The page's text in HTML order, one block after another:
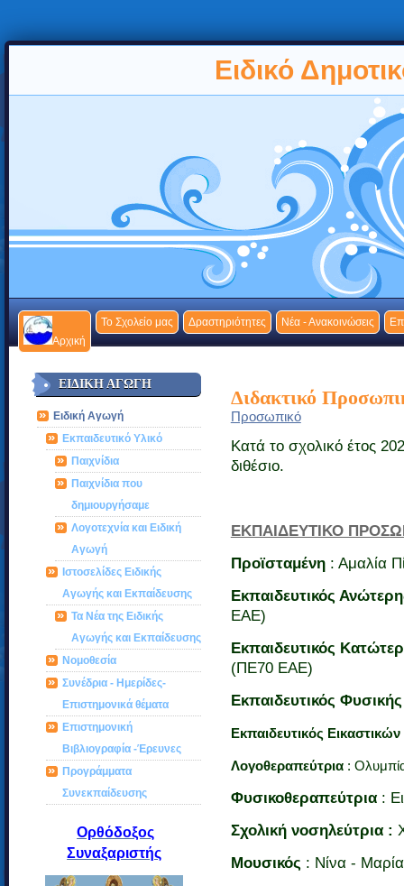
Ειδικό
Αρχική
Το Σχολείο μας Δραστηριότητες Νέα - Ανακοινώσεις
ΕΙΔΙΚΉ ΑΓΩΓΉ
Ειδική Αγωγή
Εκπαιδευτικό Υλικό
Παιχνίδια
Παιχνίδια που
δημιουργήσαμε
Λογοτεχνία και Ειδική
Αγωγή
Ιστοσελίδες Ειδικής
Αγωγής και Εκπαίδευσης
Τα Νέα της Ειδικής
Αγωγής και Εκπαίδευσης
Νομοθεσία
Συνέδρια - Ημερίδες-
Επιστημονικά θέματα
Επιστημονική
Βιβλιογραφία -Έρευνες
Προγράμματα
Συνεκπαίδευσης
Ορθόδοξος
Συναξαριστής
Διδακτικό
Προσωπικό
Κατά το σχολικό έτος
διθέσιο.
ΕΚΠΑΙΔΕΥΤΙΚΟ
Προϊσταμένη: Αμαλία
Εκπαιδευτικός
ΕΑΕ)
Εκπαιδευτικός
(ΠΕ70 ΕΑΕ)
Εκπαιδευτικός
Εκπαιδευτικός Εικαστικών
Λογοθεραπεύτρια:
Φυσικοθεραπεύτρια:
Σχολική νοσηλεύτρια :
Μουσικός : Νίνα -